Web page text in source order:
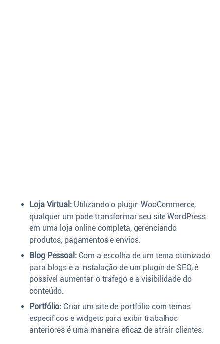
Loja Virtual: Utilizando o plugin WooCommerce,
qualquer um pode transformar seu site WordPress
em uma loja online completa, gerenciando
produtos, pagamentos e envios.
Blog Pessoal: Com a escolha de um tema otimizado
para blogs e a instalação de um plugin de SEO, é
possível aumentar o tráfego e a visibilidade do
conteúdo.
Portfólio: Criar um site de portfólio com temas
específicos e widgets para exibir trabalhos
anteriores é uma maneira eficaz de atrair clientes.